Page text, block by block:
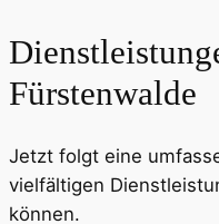
Fürstenwalde
Jetzt folgt eine
vielfältigen
können.